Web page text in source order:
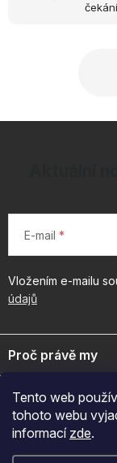
Tento web
tohoto webu
informací zde.
E-mail
Vložením e-mailu
údajů
á
pProč právě my
byznys. Spojte se
+420 605 209 284
Po-Pá: 7:00-
Důležité odkazy
Naš značky
O nákupu